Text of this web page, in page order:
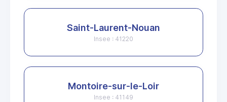
Saint-Laurent-Nouan
Insee : 41220
Montoire-sur-le-Loir
Insee : 41149